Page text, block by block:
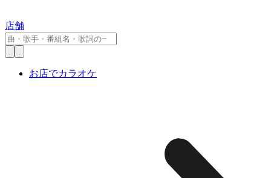
店舗
お店でカラオケ